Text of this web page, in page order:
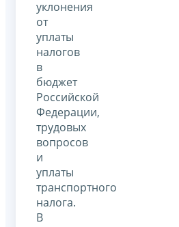
уклонения
от
уплаты
налогов
в
бюджет
Российской
Федерации,
трудовых
вопросов
и
уплаты
транспортного
налога.
В